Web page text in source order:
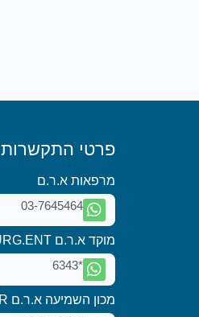
פרטי התקשרות
מרפאות א.ר.ם
03-7645464
מוקד א.ר.ם URG.ENT!
*6343
מכון השמיעה א.ר.ם H.EAR